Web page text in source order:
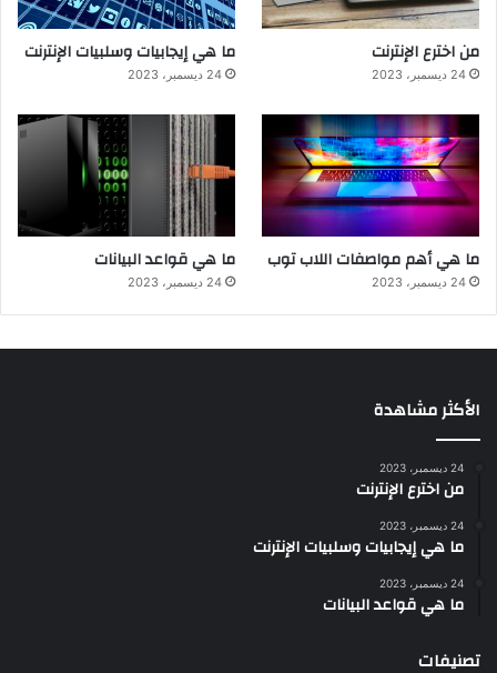
من اخترع الإنترنت
24 ديسمبر، 2023
ما هي إيجابيات وسلبيات الإنترنت
24 ديسمبر، 2023
ما هي أهم مواصفات اللاب توب
24 ديسمبر، 2023
ما هي قواعد البيانات
24 ديسمبر، 2023
الأكثر مشاهدة
24 ديسمبر، 2023
من اخترع الإنترنت
24 ديسمبر، 2023
ما هي إيجابيات وسلبيات الإنترنت
24 ديسمبر، 2023
ما هي قواعد البيانات
تصنيفات